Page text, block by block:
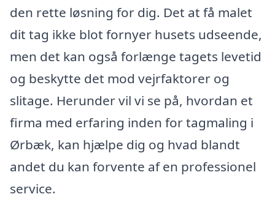
den rette løsning for dig. Det at få malet
dit tag ikke blot fornyer husets udseende,
men det kan også forlænge tagets levetid
og beskytte det mod vejrfaktorer og
slitage. Herunder vil vi se på, hvordan et
firma med erfaring inden for tagmaling i
Ørbæk, kan hjælpe dig og hvad blandt
andet du kan forvente af en professionel
service.